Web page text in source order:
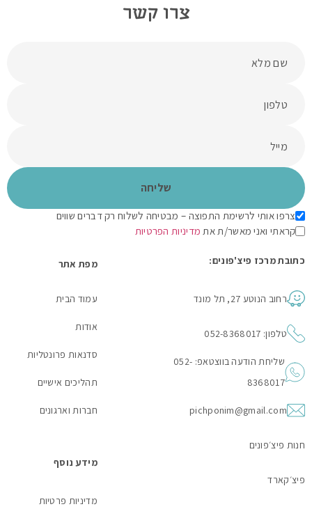
צרו קשר
צרפו אותי לרשימת התפוצה – מבטיחה לשלוח רק דברים שווים
קראתי ואני מאשר/ת את מדיניות הפרטיות
כתובת מרכז פיצ'פונים:
רחוב הנוטע 27, תל מונד
טלפון: 052-8368017
שליחת הודעה בווצטאפ: 052-
8368017
pichponim@gmail.com
מפת אתר
עמוד הבית
אודות
סדנאות פרונטליות
תהליכים אישיים
חברות וארגונים
חנות פיצ׳פונים
פיצ׳קארד
מידע נוסף
מדיניות פרטיות